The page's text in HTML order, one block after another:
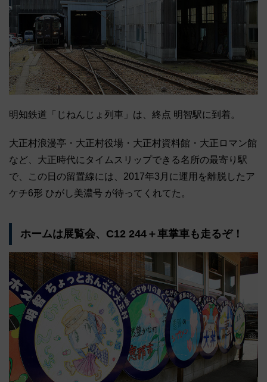
明知鉄道「じねんじょ列車」は、終点 明智駅に到着。
大正村浪漫亭・大正村役場・大正村資料館・大正ロマン館
など、大正時代にタイムスリップできる名所の最寄り駅
で、この日の留置線には、2017年3月に運用を離脱したア
ケチ6形 ひがし美濃号 が待ってくれてた。
ホームは展覧会、C12 244＋車掌車も走るぞ！